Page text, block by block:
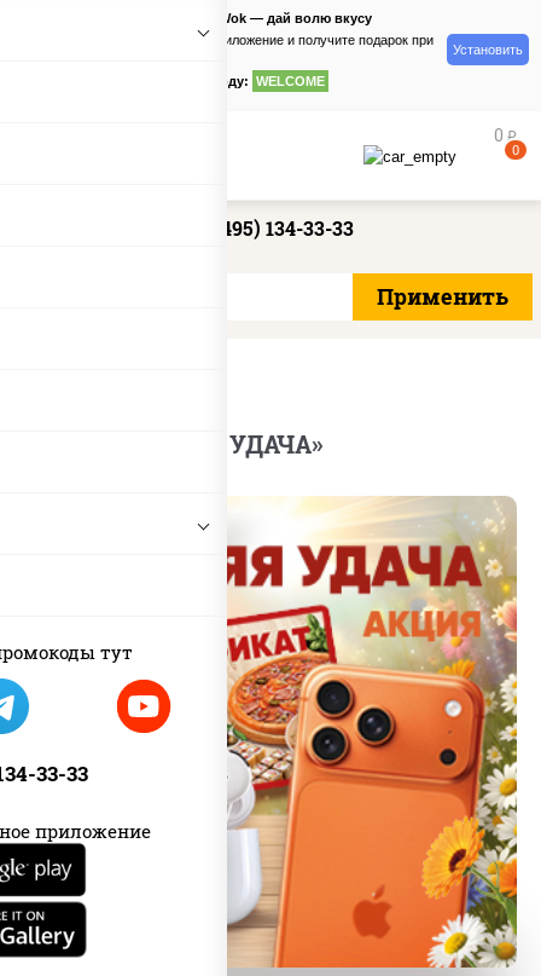
тут
33-33
приложение
PizzaSushiWok — дай волю вкусу
Скачайте приложение и получите подарок при
по промокоду: WELCOME
Установить
0 руб
0
+7 (495) 134-33-33
Акция «ЛЕТНЯЯ УДАЧА»